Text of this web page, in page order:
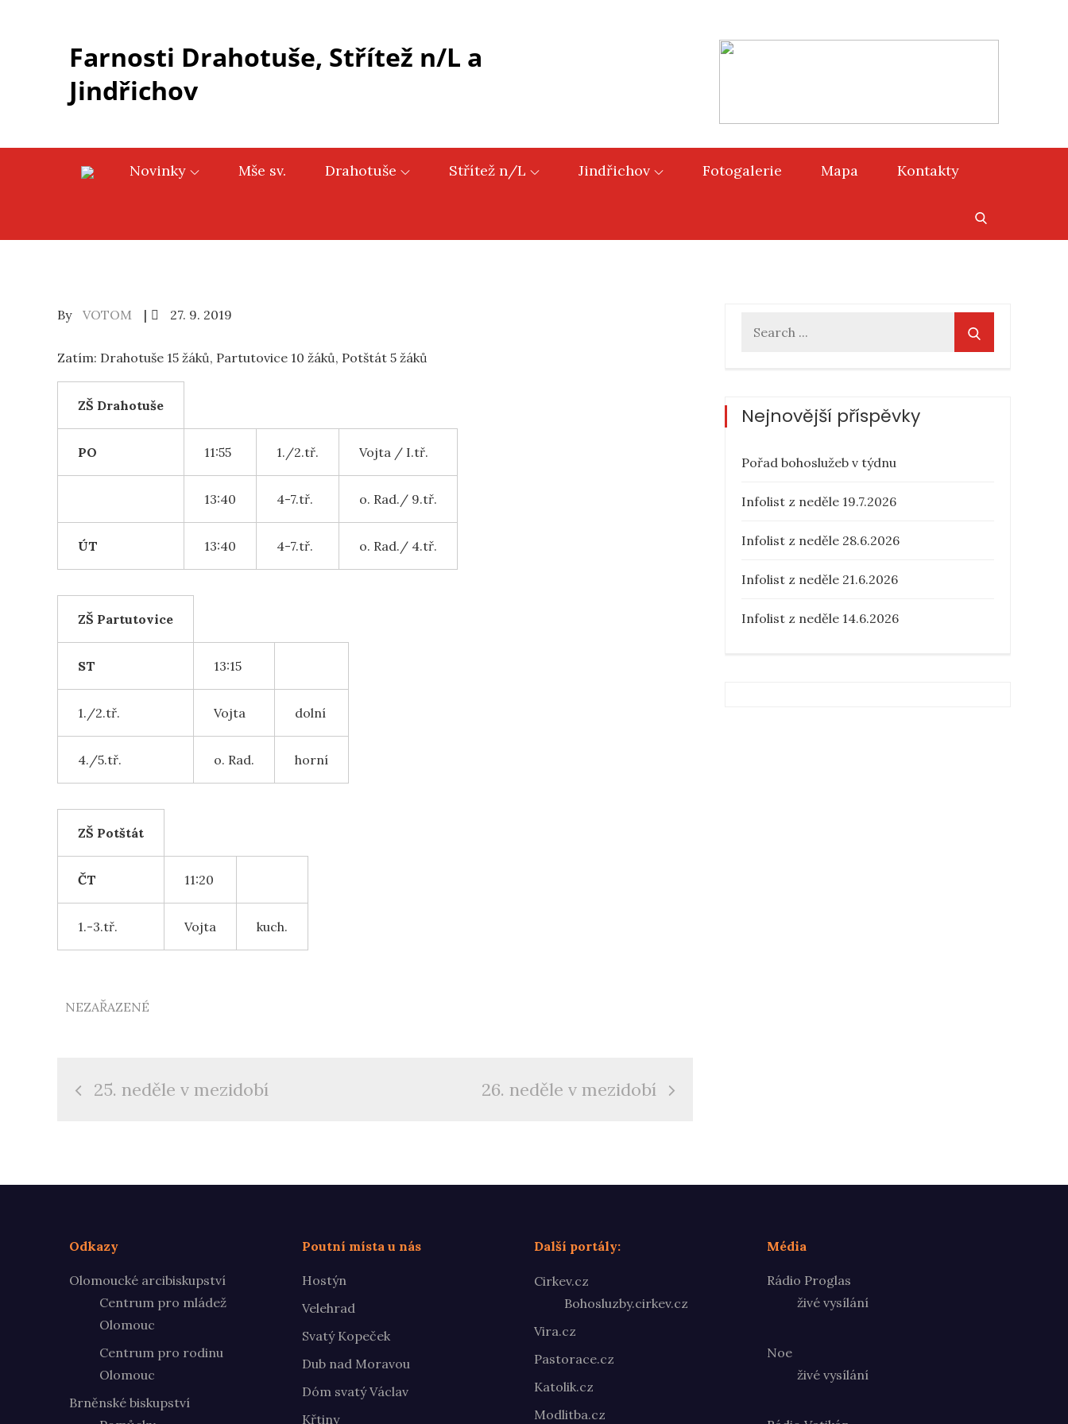
Farnosti Drahotuše, Střítež n/L a
Jindřichov
Novinky Mše sv. Drahotuše Střítež n/L Jindřichov Fotogalerie Mapa Kontakty
By VOTOM
Posted
27. 9. 2019
Zatím: Drahotuše 15 žáků, Partutovice 10 žáků, Potštát 5 žáků
ZŠ Drahotuše
PO 11:55 1./2.tř. Vojta / I.tř.
13:40 4-7.tř. o. Rad./ 9.tř.
ÚT 13:40 4-7.tř. o. Rad./ 4.tř.
ZŠ Partutovice
ST 13:15
1./2.tř. Vojta dolní
4./5.tř. o. Rad. horní
ZŠ Potštát
ČT 11:20
1.-3.tř. Vojta kuch.
NEZAŘAZENÉ
Navigace
25. neděle v mezidobí 26. neděle v mezidobí
Nejnovější příspěvky
Pořad bohoslužeb v týdnu
Infolist z neděle 19.7.2026
Infolist z neděle 28.6.2026
Infolist z neděle 21.6.2026
Infolist z neděle 14.6.2026
Odkazy
Olomoucké arcibiskupství
Centrum pro mládež
Olomouc
Centrum pro rodinu
Olomouc
Brněnské biskupství
Poutní místa u nás
Hostýn
Velehrad
Svatý Kopeček
Dub nad Moravou
Dóm svatý Václav
Křtiny
Další portály:
Cirkev.cz
Bohosluzby.cirkev.cz
Vira.cz
Pastorace.cz
Katolik.cz
Modlitba.cz
Média
Rádio Proglas
živé vysílání
Noe
živé vysílání